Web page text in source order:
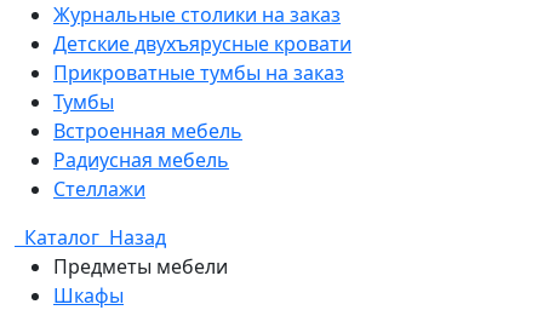
Журнальные столики на заказ
Детские двухъярусные кровати
Прикроватные тумбы на заказ
Тумбы
Встроенная мебель
Радиусная мебель
Стеллажи
Каталог Назад
Предметы мебели
Шкафы